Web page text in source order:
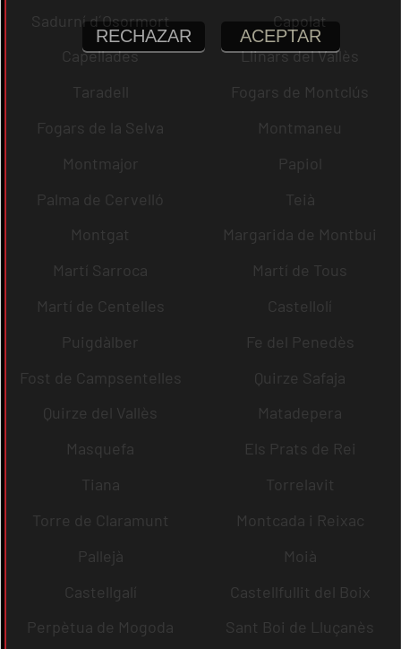
Sadurní d´Osormort
Capolat
Capellades
Llinars del Vallès
Taradell
Fogars de Montclús
Fogars de la Selva
Montmaneu
Montmajor
Papiol
Palma de Cervelló
Teià
Montgat
Margarida de Montbui
Martí Sarroca
Martí de Tous
Martí de Centelles
Castellolí
Puigdàlber
Fe del Penedès
Fost de Campsentelles
Quirze Safaja
Quirze del Vallès
Matadepera
Masquefa
Els Prats de Rei
Tiana
Torrelavit
Torre de Claramunt
Montcada i Reixac
Pallejà
Moià
Castellgalí
Castellfullit del Boix
Perpètua de Mogoda
Sant Boi de Lluçanès
RECHAZAR ACEPTAR